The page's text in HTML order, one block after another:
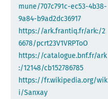
mune/707c791c-ec53-4b38-
9a84-b9ad2dc36917
https://ark.frantiq.fr/ark:/2
6678/pcrt23V1VRPToO
https://catalogue.bnf.fr/ark
:/12148/cb152786785
https://fr.wikipedia.org/wik
i/Sanxay